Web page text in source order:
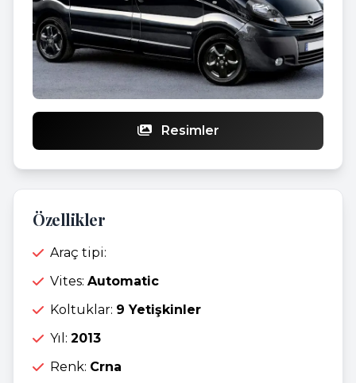
Resimler
Özellikler
Araç tipi:
Vites: Automatic
Koltuklar: 9 Yetişkinler
Yıl: 2013
Renk: Crna